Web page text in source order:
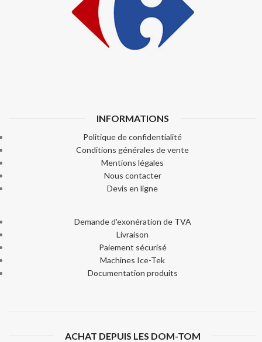
INFORMATIONS
Politique de confidentialité
Conditions générales de vente
Mentions légales
Nous contacter
Devis en ligne
Demande d'exonération de TVA
Livraison
Paiement sécurisé
Machines Ice-Tek
Documentation produits
ACHAT DEPUIS LES DOM-TOM